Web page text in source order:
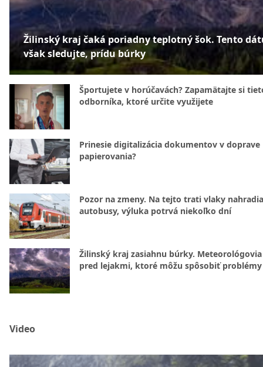
Žilinský kraj čaká poriadny teplotný šok. Tento
však sledujte, prídu búrky
Športujete v horúčavách? Zapamätajte si
odborníka, ktoré určite využijete
Prinesie digitalizácia dokumentov v doprave
papierovania?
Pozor na zmeny. Na tejto trati vlaky nahradia
autobusy, výluka potrvá niekoľko dní
Žilinský kraj zasiahnu búrky.
pred lejakmi, ktoré môžu spôsobiť problémy
Video